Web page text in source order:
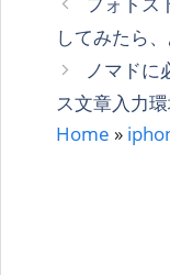
リ
ー
してみたら
ノマドに
ス文章入力
Home »